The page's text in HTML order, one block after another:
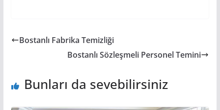
Bostanlı Fabrika Temizliği
Bostanlı Sözleşmeli Personel Temini
Bunları da sevebilirsiniz